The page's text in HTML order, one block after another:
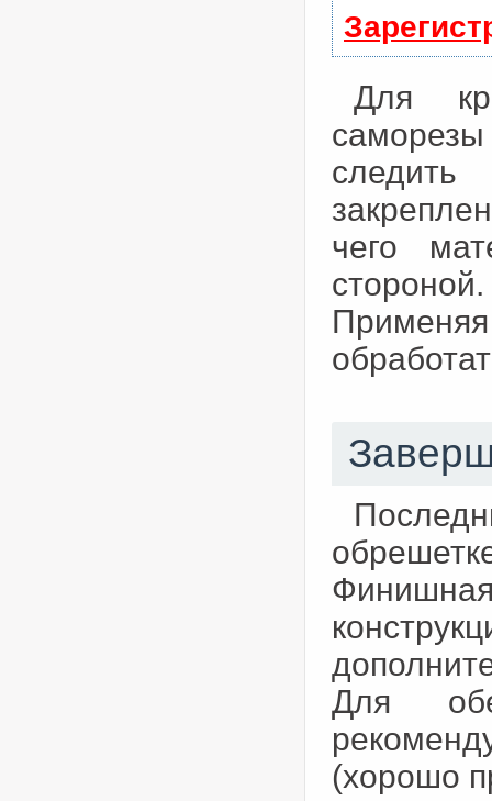
Для
чего
Для
(хорошо